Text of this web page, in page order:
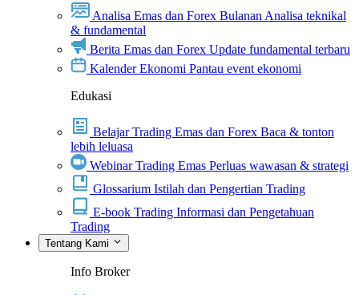
Analisa Emas dan Forex Bulanan Analisa teknikal
& fundamental
Berita Emas dan Forex Update fundamental terbaru
Kalender Ekonomi Pantau event ekonomi
Edukasi
Belajar Trading Emas dan Forex Baca & tonton
lebih leluasa
Webinar Trading Emas Perluas wawasan & strategi
Glossarium Istilah dan Pengertian Trading
E-book Trading Informasi dan Pengetahuan
Trading
Tentang Kami
Info Broker